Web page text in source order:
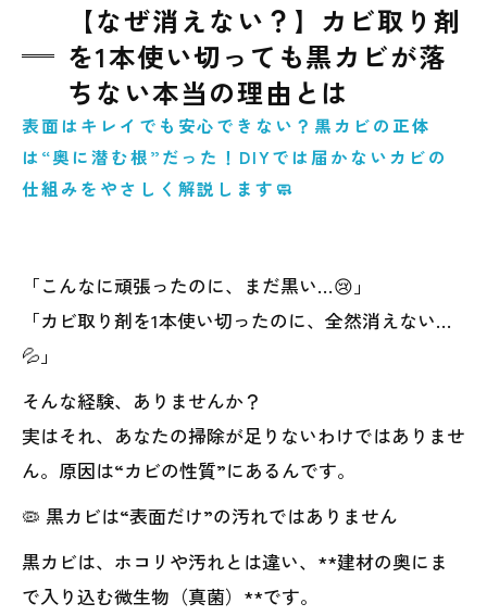
【なぜ消えない？】カビ取り剤
を1本使い切っても黒カビが落
ちない本当の理由とは
表面はキレイでも安心できない？黒カビの正体
は“奥に潜む根”だった！DIYでは届かないカビの
仕組みをやさしく解説します🧼
「こんなに頑張ったのに、まだ黒い…😢」
「カビ取り剤を1本使い切ったのに、全然消えない…
💦」
そんな経験、ありませんか？
実はそれ、あなたの掃除が足りないわけではありませ
ん。原因は“カビの性質”にあるんです。
🦠 黒カビは“表面だけ”の汚れではありません
黒カビは、ホコリや汚れとは違い、**建材の奥にま
で入り込む微生物（真菌）**です。